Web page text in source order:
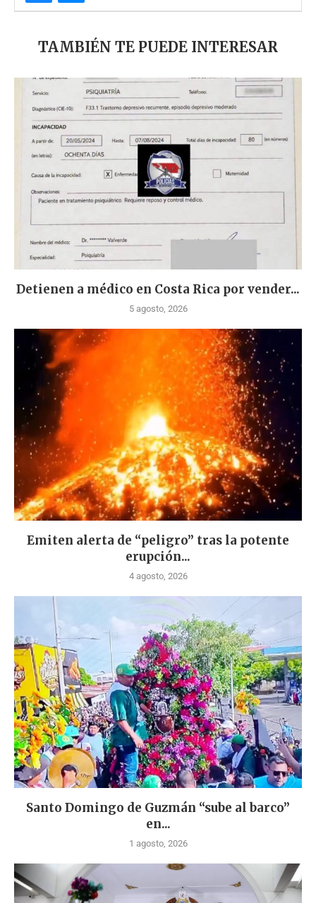
TAMBIÉN TE PUEDE INTERESAR
Detienen a médico en Costa Rica por vender...
5 agosto, 2026
Emiten alerta de “peligro” tras la potente
erupción...
4 agosto, 2026
Santo Domingo de Guzmán “sube al barco”
en...
1 agosto, 2026